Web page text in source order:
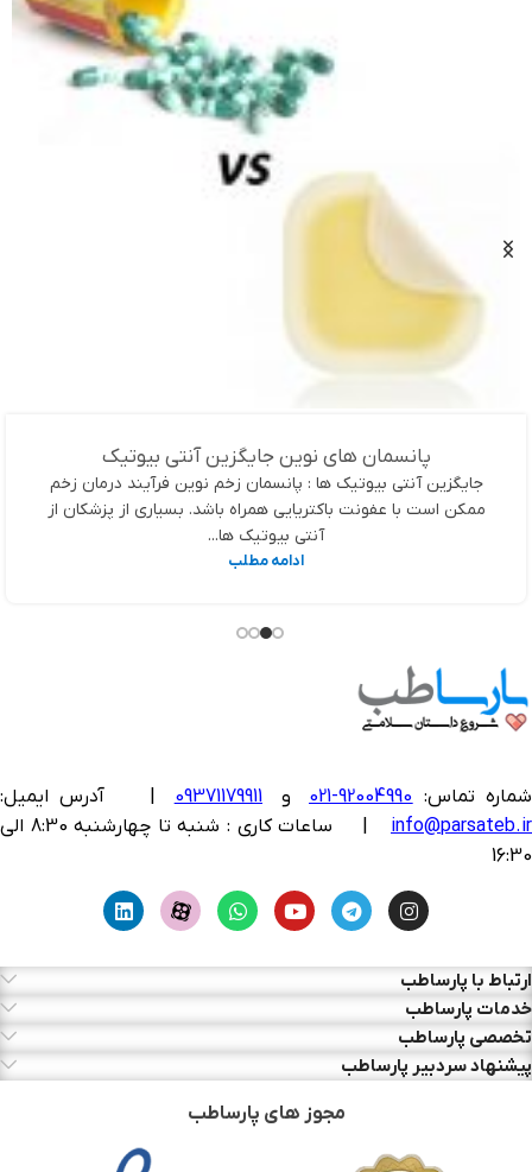
پانسمان های نوین جایگزین آنتی بیوتیک
جایگزین آنتی بیوتیک ها : پانسمان زخم نوین فرآیند درمان زخم
ممکن است با عفونت باکتریایی همراه باشد. بسیاری از پزشکان از
آنتی بیوتیک ها...
ادامه مطلب
شماره تماس: 92004990-021 و 09371179911
آدرس ایمیل:
info@parsateb.ir
| ساعات کاری : شنبه تا چهارشنبه 8:30 الی
16:30
ارتباط با پارساطب
خدمات پارساطب
تخصصی پارساطب
پیشنهاد سردبیر پارساطب
مجوز های پارساطب